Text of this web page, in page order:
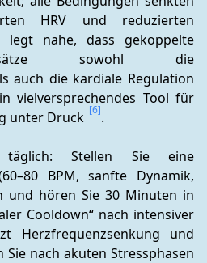
HRV und reduzierten
legt nahe, dass gekoppelte
Ansätze sowohl die
auch die kardiale Regulation
vielversprechendes Tool für
unter Druck [6].
täglich: Stellen Sie eine
BPM, sanfte Dynamik,
und hören Sie 30 Minuten in
Cooldown“ nach intensiver
Herzfrequenzsenkung und
Sie nach akuten Stressphasen